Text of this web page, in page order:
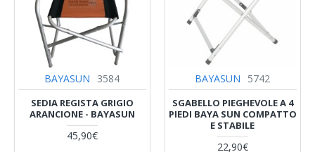
BAYASUN 3584
SEDIA REGISTA GRIGIO
ARANCIONE - BAYASUN
45,90€
BAYASUN 5742
SGABELLO PIEGHEVOLE A 4
PIEDI BAYA SUN COMPATTO
E STABILE
22,90€